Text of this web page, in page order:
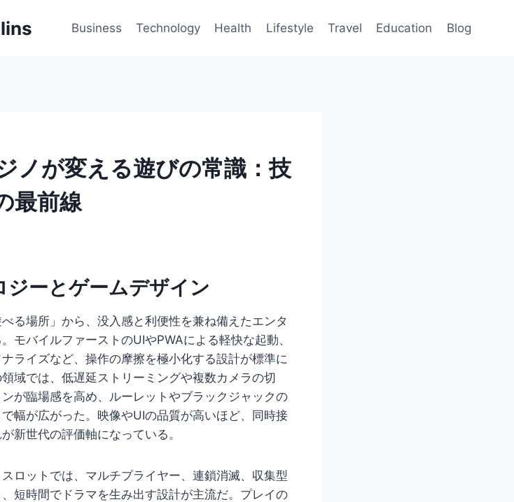
Business Technology Health Lifestyle Travel Education Blog
ノが変える遊びの常識：技
最前線
ーとゲームデザイン
る場所」から、没入感と利便性を兼ね備えたエンタ
モバイルファーストのUIやPWAによる軽快な起動、
ライズなど、操作の摩擦を極小化する設計が標準に
域では、低遅延ストリーミングや複数カメラの切
が臨場感を高め、ルーレットやブラックジャックの
幅が広がった。映像やUIの品質が高いほど、同時接
新世代の評価軸になっている。
ロットでは、マルチプライヤー、連鎖消滅、収集型
短時間でドラマを生み出す設計が主流だ。プレイの